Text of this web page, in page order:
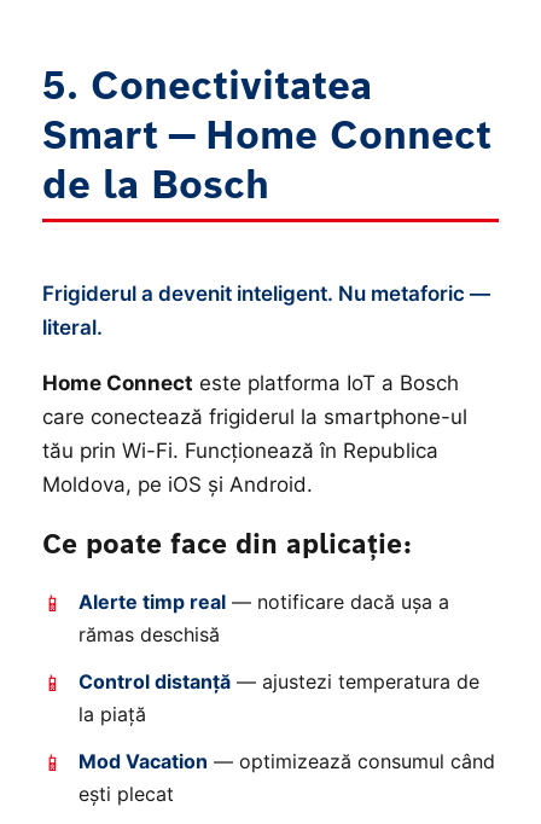
5. Conectivitatea
Smart — Home Connect
de la Bosch
Frigiderul a devenit inteligent. Nu metaforic —
literal.
Home Connect este platforma IoT a Bosch
care conectează frigiderul la smartphone-ul
tău prin Wi-Fi. Funcționează în Republica
Moldova, pe iOS și Android.
Ce poate face din aplicație:
📱 Alerte timp real — notificare dacă ușa a
rămas deschisă
📱 Control distanță — ajustezi temperatura de
la piață
📱 Mod Vacation — optimizează consumul când
ești plecat